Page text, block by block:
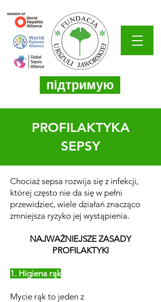
підтримую
PROFILAKTYKA
SEPSY
Chociaż sepsa rozwija się z infekcji,
której często nie da się w pełni
przewidzieć, wiele działań znacząco
zmniejsza ryzyko jej wystąpienia.
NAJWAŻNIEJSZE ZASADY
PROFILAKTYKI
1. Higiena rąk
Mycie rąk to jeden z